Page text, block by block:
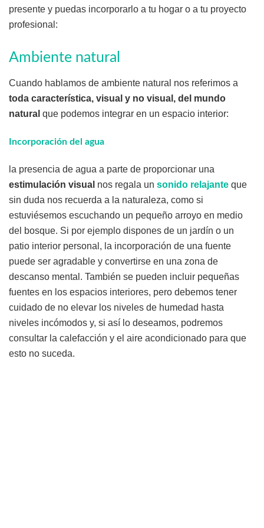
presente y puedas incorporarlo a tu hogar o a tu proyecto
profesional:
Ambiente natural
Cuando hablamos de ambiente natural nos referimos a
toda característica, visual y no visual, del mundo
natural que podemos integrar en un espacio interior:
Incorporación del agua
la presencia de agua a parte de proporcionar una
estimulación visual nos regala un sonido relajante que
sin duda nos recuerda a la naturaleza, como si
estuviésemos escuchando un pequeño arroyo en medio
del bosque. Si por ejemplo dispones de un jardín o un
patio interior personal, la incorporación de una fuente
puede ser agradable y convertirse en una zona de
descanso mental. También se pueden incluir pequeñas
fuentes en los espacios interiores, pero debemos tener
cuidado de no elevar los niveles de humedad hasta
niveles incómodos y, si así lo deseamos, podremos
consultar la calefacción y el aire acondicionado para que
esto no suceda.